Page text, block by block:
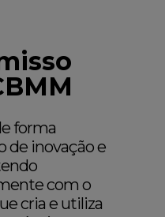
forma
de inovação e
com o
cria e utiliza